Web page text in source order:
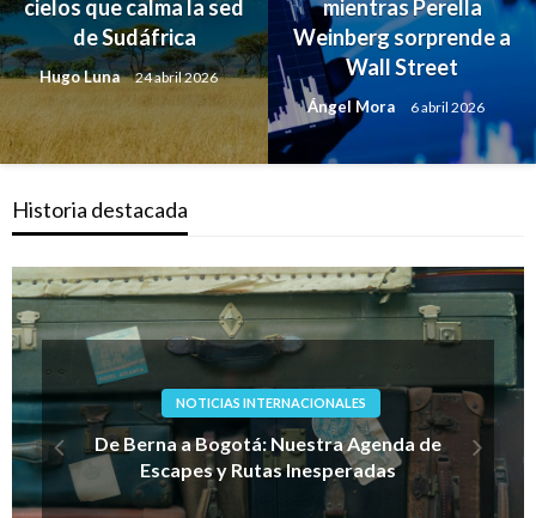
cielos que calma la sed
de Sudáfrica
Hugo Luna 24 abril 2026
mientras Perella
Weinberg sorprende a
Wall Street
Ángel Mora 6 abril 2026
Historia destacada
LIFESTYLE
Entre Panes: De la Nostalgia del Sur a la
Parrilla Mediterránea